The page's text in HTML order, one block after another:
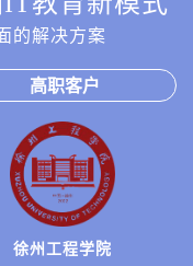
的解决方案
高职客户
徐州工程学院
安航空职业技术学院